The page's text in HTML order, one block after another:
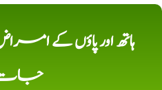
ہاتھ اور پاؤں کے